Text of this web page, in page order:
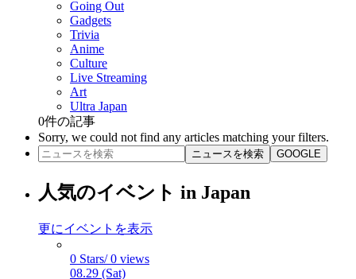
Going Out
Gadgets
Trivia
Anime
Culture
Live Streaming
Art
Ultra Japan
0件の記事
Sorry, we could not find any articles matching your filters.
ニュースを検索 GOOGLE
人気のイベント in Japan
更にイベントを表示
0 Stars/ 0 views
08.29 (Sat)